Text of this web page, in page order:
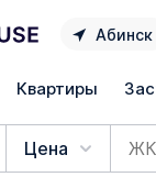
Абинск
Квартиры
Цена